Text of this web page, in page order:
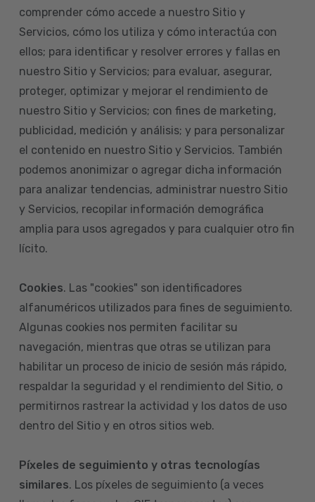
comprender cómo accede a nuestro Sitio y
Servicios, cómo los utiliza y cómo interactúa con
ellos; para identificar y resolver errores y fallas en
nuestro Sitio y Servicios; para evaluar, asegurar,
proteger, optimizar y mejorar el rendimiento de
nuestro Sitio y Servicios; con fines de marketing,
publicidad, medición y análisis; y para personalizar
el contenido en nuestro Sitio y Servicios. También
podemos anonimizar o agregar dicha información
para analizar tendencias, administrar nuestro Sitio
y Servicios, recopilar información demográfica
amplia para usos agregados y para cualquier otro fin
lícito.
Cookies. Las "cookies" son identificadores
alfanuméricos utilizados para fines de seguimiento.
Algunas cookies nos permiten facilitar su
navegación, mientras que otras se utilizan para
habilitar un proceso de inicio de sesión más rápido,
respaldar la seguridad y el rendimiento del Sitio, o
permitirnos rastrear la actividad y los datos de uso
dentro del Sitio y en otros sitios web.
Píxeles de seguimiento y otras tecnologías
similares. Los píxeles de seguimiento (a veces